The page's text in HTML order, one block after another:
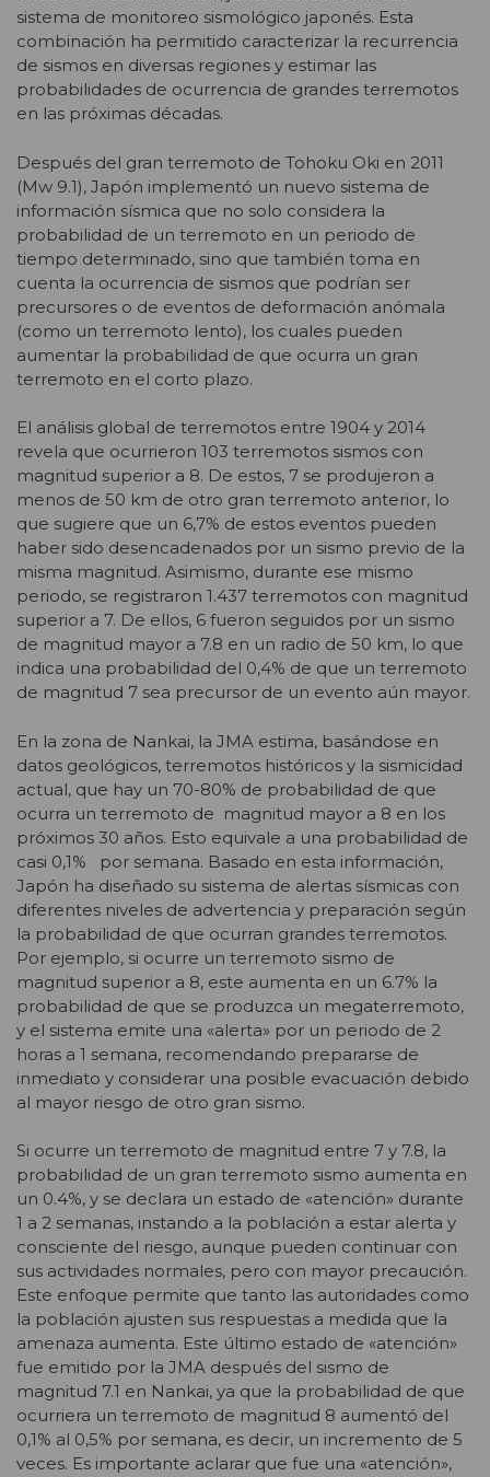
sistema de monitoreo sismológico japonés. Esta
combinación ha permitido caracterizar la recurrencia
de sismos en diversas regiones y estimar las
probabilidades de ocurrencia de grandes terremotos
en las próximas décadas.
Después del gran terremoto de Tohoku Oki en 2011
(Mw 9.1), Japón implementó un nuevo sistema de
información sísmica que no solo considera la
probabilidad de un terremoto en un periodo de
tiempo determinado, sino que también toma en
cuenta la ocurrencia de sismos que podrían ser
precursores o de eventos de deformación anómala
(como un terremoto lento), los cuales pueden
aumentar la probabilidad de que ocurra un gran
terremoto en el corto plazo.
El análisis global de terremotos entre 1904 y 2014
revela que ocurrieron 103 terremotos sismos con
magnitud superior a 8. De estos, 7 se produjeron a
menos de 50 km de otro gran terremoto anterior, lo
que sugiere que un 6,7% de estos eventos pueden
haber sido desencadenados por un sismo previo de la
misma magnitud. Asimismo, durante ese mismo
periodo, se registraron 1.437 terremotos con magnitud
superior a 7. De ellos, 6 fueron seguidos por un sismo
de magnitud mayor a 7.8 en un radio de 50 km, lo que
indica una probabilidad del 0,4% de que un terremoto
de magnitud 7 sea precursor de un evento aún mayor.
En la zona de Nankai, la JMA estima, basándose en
datos geológicos, terremotos históricos y la sismicidad
actual, que hay un 70-80% de probabilidad de que
ocurra un terremoto de magnitud mayor a 8 en los
próximos 30 años. Esto equivale a una probabilidad de
casi 0,1% por semana. Basado en esta información,
Japón ha diseñado su sistema de alertas sísmicas con
diferentes niveles de advertencia y preparación según
la probabilidad de que ocurran grandes terremotos.
Por ejemplo, si ocurre un terremoto sismo de
magnitud superior a 8, este aumenta en un 6.7% la
probabilidad de que se produzca un megaterremoto,
y el sistema emite una «alerta» por un periodo de 2
horas a 1 semana, recomendando prepararse de
inmediato y considerar una posible evacuación debido
al mayor riesgo de otro gran sismo.
Si ocurre un terremoto de magnitud entre 7 y 7.8, la
probabilidad de un gran terremoto sismo aumenta en
un 0.4%, y se declara un estado de «atención» durante
1 a 2 semanas, instando a la población a estar alerta y
consciente del riesgo, aunque pueden continuar con
sus actividades normales, pero con mayor precaución.
Este enfoque permite que tanto las autoridades como
la población ajusten sus respuestas a medida que la
amenaza aumenta. Este último estado de «atención»
fue emitido por la JMA después del sismo de
magnitud 7.1 en Nankai, ya que la probabilidad de que
ocurriera un terremoto de magnitud 8 aumentó del
0,1% al 0,5% por semana, es decir, un incremento de 5
veces. Es importante aclarar que fue una «atención»,